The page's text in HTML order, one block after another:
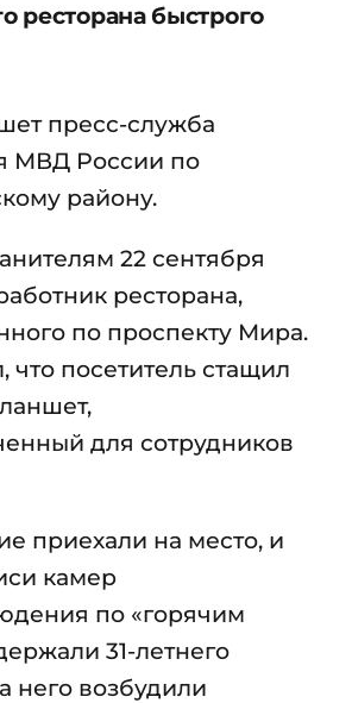
ресторана быстрого
пресс-служба
МВД России по
району.
22 сентября
ресторана,
по проспекту Мира.
что посетитель стащил
для сотрудников
приехали на место, и
камер
по «горячим
31-летнего
него возбудили